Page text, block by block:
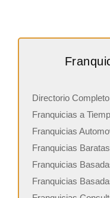
Directorio
Franquicias a
Franquicias
Franquicias Baratas
Franquicias
Franquicias